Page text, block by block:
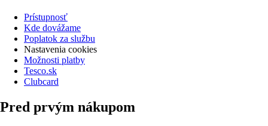
Prístupnosť
Kde dovážame
Poplatok za službu
Nastavenia cookies
Možnosti platby
Tesco.sk
Clubcard
Pred prvým nákupom